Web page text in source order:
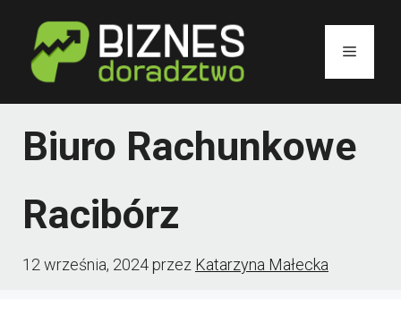
treści
Menu
Biuro Rachunkowe
Racibórz
12 września, 2024przez Katarzyna Małecka